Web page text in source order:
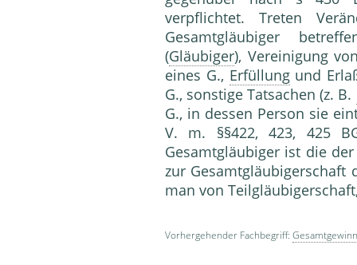
verpflichtet. Treten
Gesamtgläubiger
(Gläubiger), Vereinigung
eines G., Erfüllungund
G., sonstige Tatsachen (z. B.
G., in dessen Person sie
V. m. §§422, 423, 425
Gesamtgläubiger ist die
zur
man von
Vorhergehender Fachbegriff: Gesamtgewinn